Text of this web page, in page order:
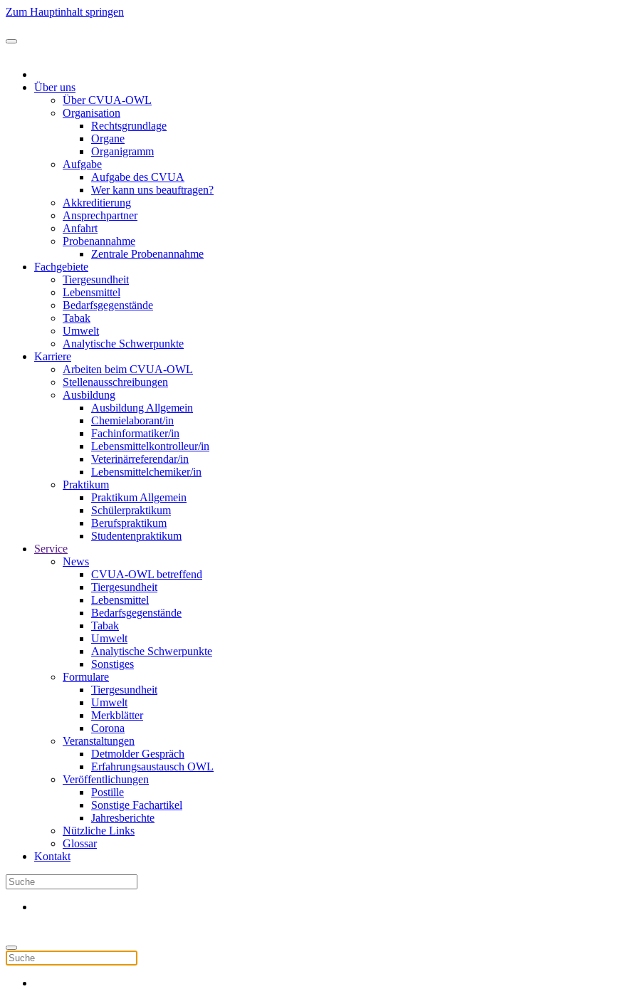
Zum Hauptinhalt springen
Über uns
Über CVUA-OWL
Organisation
Rechtsgrundlage
Organe
Organigramm
Aufgabe
Aufgabe des CVUA
Wer kann uns beauftragen?
Akkreditierung
Ansprechpartner
Anfahrt
Probenannahme
Zentrale Probenannahme
Fachgebiete
Tiergesundheit
Lebensmittel
Bedarfsgegenstände
Tabak
Umwelt
Analytische Schwerpunkte
Karriere
Arbeiten beim CVUA-OWL
Stellenausschreibungen
Ausbildung
Ausbildung Allgemein
Chemielaborant/in
Fachinformatiker/in
Lebensmittelkontrolleur/in
Veterinärreferendar/in
Lebensmittelchemiker/in
Praktikum
Praktikum Allgemein
Schülerpraktikum
Berufspraktikum
Studentenpraktikum
Service
News
CVUA-OWL betreffend
Tiergesundheit
Lebensmittel
Bedarfsgegenstände
Tabak
Umwelt
Analytische Schwerpunkte
Sonstiges
Formulare
Tiergesundheit
Umwelt
Merkblätter
Corona
Veranstaltungen
Detmolder Gespräch
Erfahrungsaustausch OWL
Veröffentlichungen
Postille
Sonstige Fachartikel
Jahresberichte
Nützliche Links
Glossar
Kontakt